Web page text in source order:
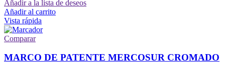
Añadir a la lista de deseos
Añadir al carrito
Vista rápida
Comparar
MARCO DE PATENTE MERCOSUR CROMADO